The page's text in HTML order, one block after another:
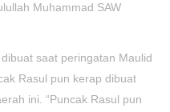
Muhammad SAW
saat peringatan Maulid
Rasul pun kerap dibuat
ini. “Puncak Rasul pun